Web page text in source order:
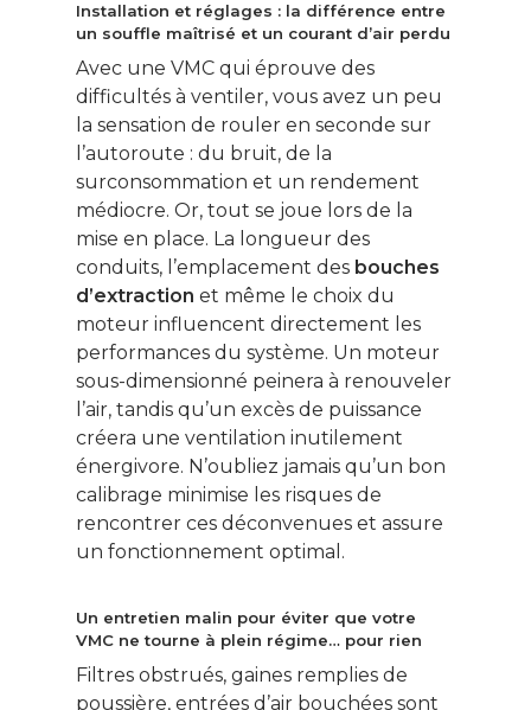
Installation et réglages : la différence entre
un souffle maîtrisé et un courant d’air perdu
Avec une VMC qui éprouve des
difficultés à ventiler, vous avez un peu
la sensation de rouler en seconde sur
l’autoroute : du bruit, de la
surconsommation et un rendement
médiocre. Or, tout se joue lors de la
mise en place. La longueur des
conduits, l’emplacement des bouches
d’extraction et même le choix du
moteur influencent directement les
performances du système. Un moteur
sous-dimensionné peinera à renouveler
l’air, tandis qu’un excès de puissance
créera une ventilation inutilement
énergivore. N’oubliez jamais qu’un bon
calibrage minimise les risques de
rencontrer ces déconvenues et assure
un fonctionnement optimal.
Un entretien malin pour éviter que votre
VMC ne tourne à plein régime… pour rien
Filtres obstrués, gaines remplies de
poussière, entrées d’air bouchées sont
Ce contenu vous
intéresse ? Cliquez
pour vous inscrire à
newsletter !
Énergie
Patrimoine
Smart Home
Gérer son
Jardin Animaux
Fiches pratiques
Le Monde